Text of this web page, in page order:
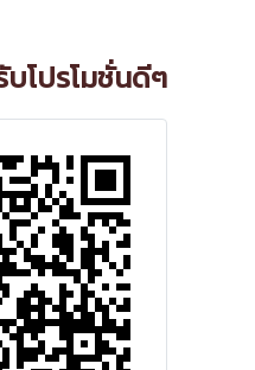
โปรโมชั่นดีๆ